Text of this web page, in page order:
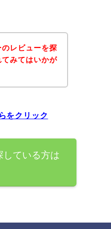
レビューを探
みてはいかが
をクリック
している方は